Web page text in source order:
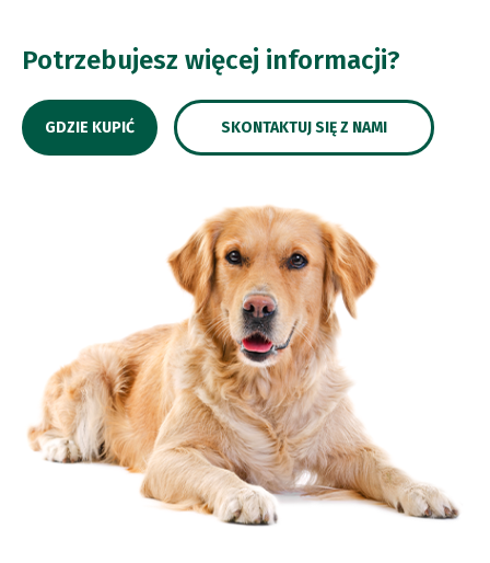
Potrzebujesz więcej informacji?
GDZIE KUPIĆ SKONTAKTUJ SIĘ Z NAMI